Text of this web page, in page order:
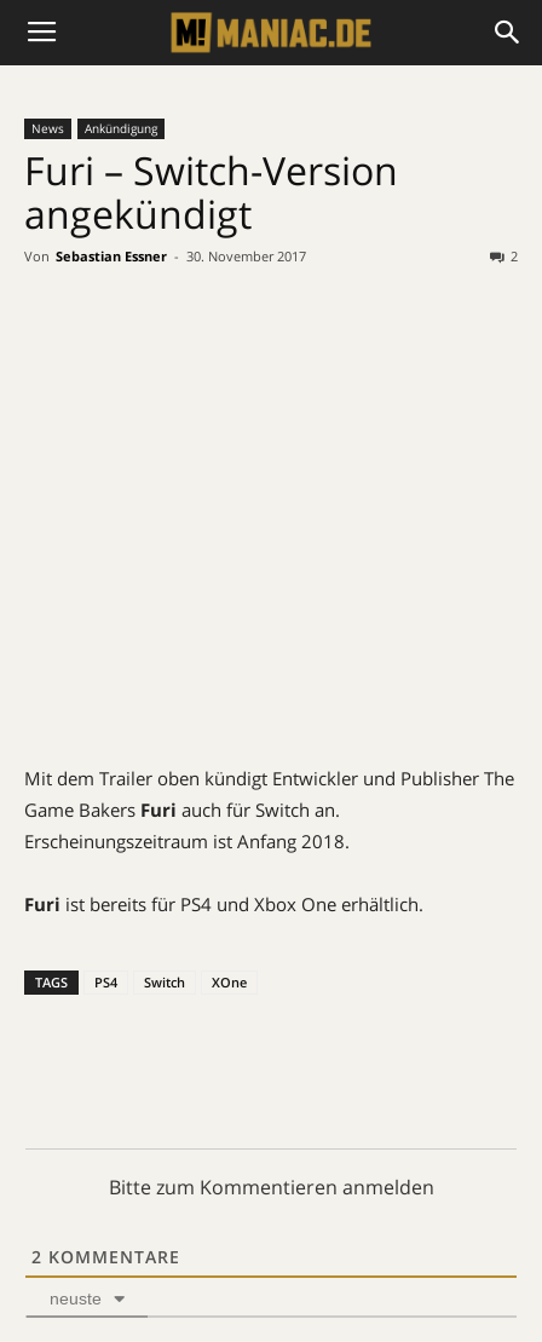
News Ankündigung
Furi – Switch-Version
angekündigt
Von Sebastian Essner - 30. November 2017 2
Mit dem Trailer oben kündigt Entwickler und Publisher The
Game Bakers Furi auch für Switch an.
Erscheinungszeitraum ist Anfang 2018.
Furi ist bereits für PS4 und Xbox One erhältlich.
TAGS PS4 Switch XOne
Bitte zum Kommentieren anmelden
2 KOMMENTARE
neuste